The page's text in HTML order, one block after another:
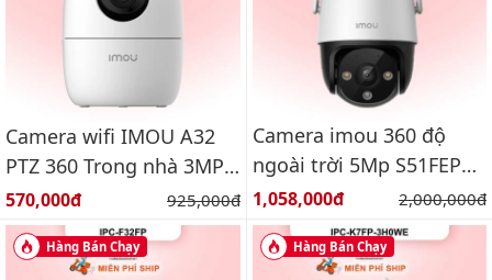
Camera wifi IMOU A32
PTZ 360 Trong nhà 3MP
IPC-A32EP-L
Giá bán:
570,000đ Giá gốc:
925,000đ
Camera imou 360 độ
ngoài trời 5Mp S51FEP
Báo động, đàm thoại 2
chiều
Giá bán:
1,058,000đ Giá gốc:
2,000,000đ
Hàng Bán Chạy Hàng Bán Chạy